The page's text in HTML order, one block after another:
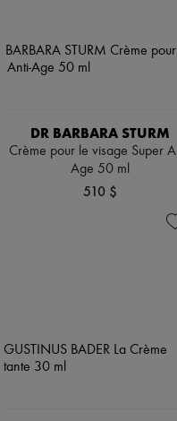
DR BARBARA STURM
Crème pour le visage Super
Age 50 ml
510 $